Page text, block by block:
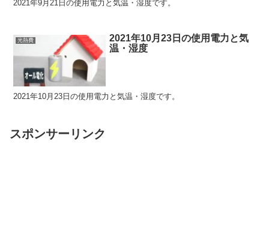
2021年9月21日の使用電力と気温・湿度です。
光熱費
2021年10月23日の使用電力と気
温・湿度
2021年10月23日の使用電力と気温・湿度です。
スポンサーリンク